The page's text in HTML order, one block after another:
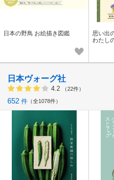
日本の野鳥 お絵描き図鑑
思い出
わたし
日本ヴォーグ社
4.2 （22件）
652 件 全1078件